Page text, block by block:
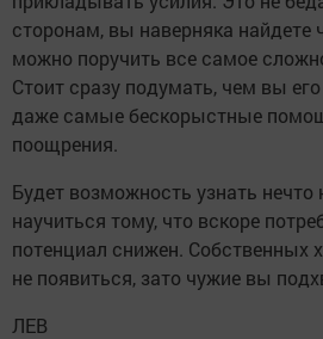
сторонам, вы наверняка найдете
можно поручить все самое
Стоит сразу подумать, чем вы
даже самые бескорыстные
поощрения.
Будет возможность узнать нечто
научиться тому, что вскоре
потенциал снижен. Собственных
не появиться, зато чужие вы
ЛЕВ